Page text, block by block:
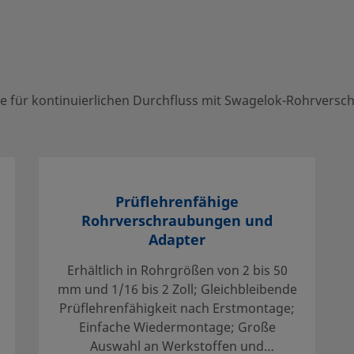
local authorized sales and service center. They can
werden, um eine sichere,
und der Benutzer sind für
und Einsatzgrenzen sowie für
verantwortlich.
industriellen Entwicklungsnormen
und Endanschlüsse nicht durch die
Bauteilen anderer Hersteller
für kontinuierlichen Durchfluss mit Swagelok-
Prüflehrenfähige
Rohrverschraubungen und
Adapter
Erhältlich in Rohrgrößen von 2 bis 50
mm und 1/16 bis 2 Zoll; Gleichbleibende
Prüflehrenfähigkeit nach Erstmontage;
Einfache Wiedermontage; Große
Auswahl an Werkstoffen und